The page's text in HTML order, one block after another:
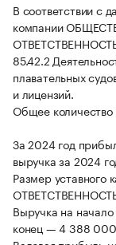
В соответствии с
компании
85.42.2
плавательных
и лицензий.
Общее количество
За 2024 год
выручка за 2024
Размер
Выручка на
конец — 4 388